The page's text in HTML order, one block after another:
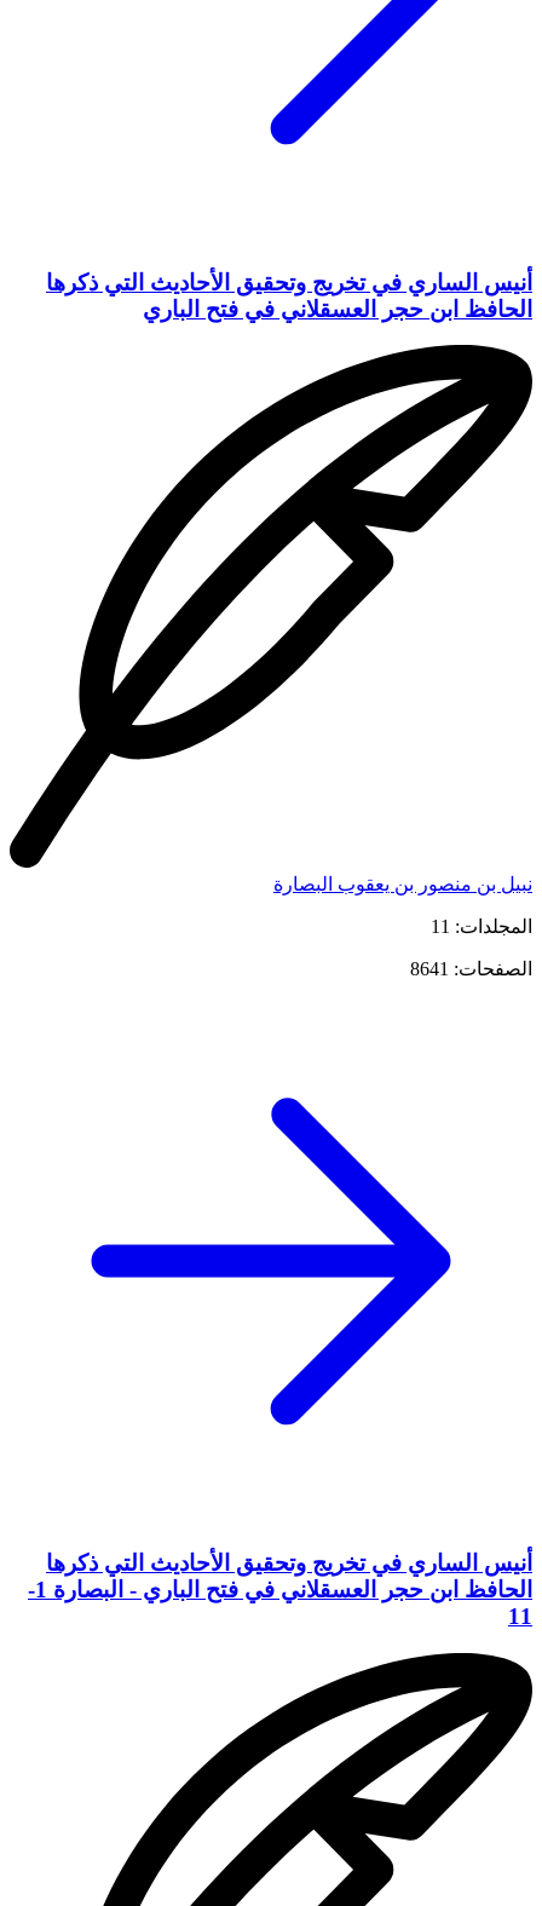
أنيس الساري في تخريج وتحقيق الأحاديث التي ذكرها
الحافظ ابن حجر العسقلاني في فتح الباري
نبيل بن منصور بن يعقوب البصارة
المجلدات: 11
الصفحات: 8641
أنيس الساري في تخريج وتحقيق الأحاديث التي ذكرها
الحافظ ابن حجر العسقلاني في فتح الباري - البصارة 1-
11